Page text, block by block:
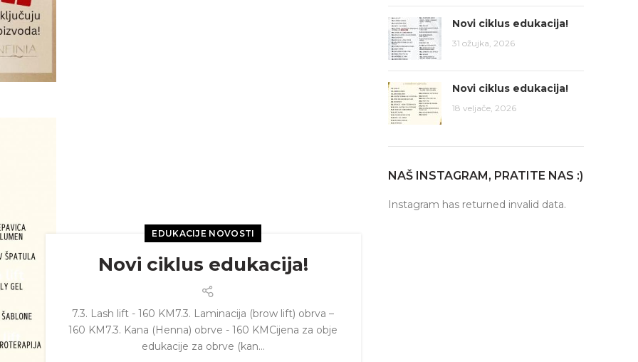
EDUKACIJE NOVOSTI
Novi ciklus edukacija!
7.3. Lash lift - 160 KM7.3. Laminacija (brow lift) obrva –
160 KM7.3. Kana (Henna) obrve - 160 KMCijena za obje
edukacije za obrve (kan...
Novi ciklus edukacija!
31 ožujka, 2026
Novi ciklus edukacija!
18 veljače, 2026
NAŠ INSTAGRAM, PRATITE NAS :)
Instagram has returned invalid data.